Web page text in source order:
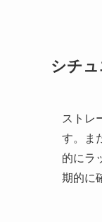
シチ
ストレ
す。ま
的にラ
期的に